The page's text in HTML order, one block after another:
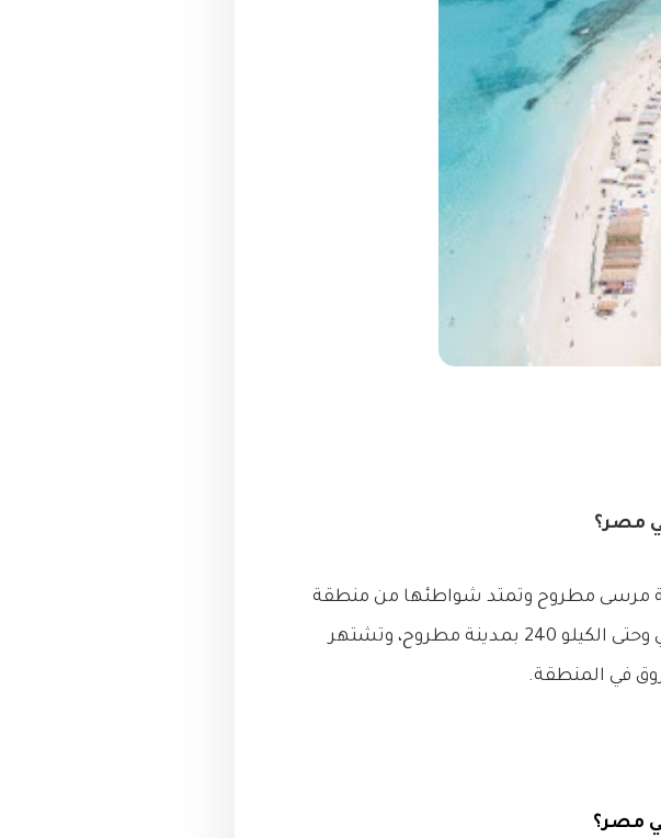
مصر؟
مرسى مطروح وتمتد شواطئها من منطقة
الضبعة من بعد الكيلو 180 بطريق الساحل الشمالي الغربي وحتى الكيلو 240 بمدينة مطروح، وتشتهر
في المنطقة.
مصر؟